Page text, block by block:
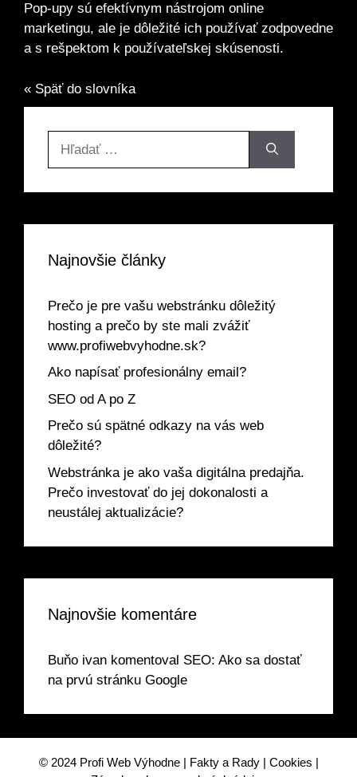
Pop-upy sú efektívnym nástrojom online
marketingu, ale je dôležité ich používať zodpovedne
a s rešpektom k používateľskej skúsenosti.
« Späť do slovníka
Najnovšie články
Prečo je pre vašu webstránku dôležitý
hosting a prečo by ste mali zvážiť
www.profiwebvyhodne.sk?
Ako napísať profesionálny email?
SEO od A po Z
Prečo sú spätné odkazy na vás web
dôležité?
Webstránka je ako vaša digitálna predajňa.
Prečo investovať do jej dokonalosti a
neustálej aktualizácie?
Najnovšie komentáre
Buňo ivan komentoval SEO: Ako sa dostať
na prvú stránku Google
© 2024 Profi Web Výhodne| Fakty a Rady| Cookies |